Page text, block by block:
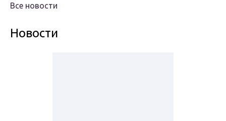
Все новости
Новости